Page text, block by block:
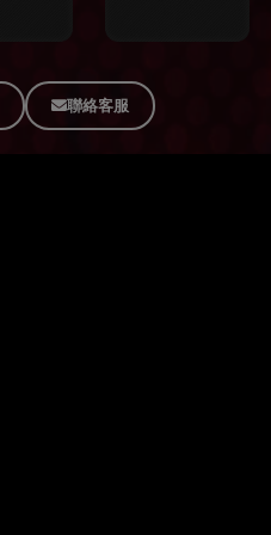
聯絡客服